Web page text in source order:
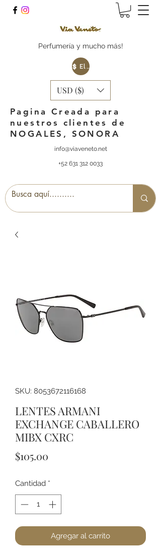
Perfumería y mucho más!
Elige tu Moneda
USD ($)
Pagina Creada para
nuestros clientes de
NOGALES, SONORA
info@viaveneto.net
+52 631 312 0033
SKU: 8053672116168
LENTES ARMANI
EXCHANGE CABALLERO
MIBX CXRC
$105.00
Cantidad *
Agregar al carrito